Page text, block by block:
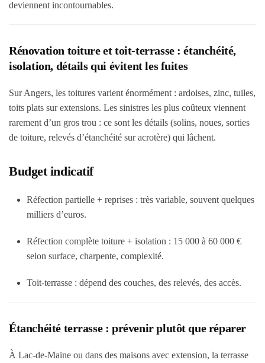
deviennent incontournables.
Rénovation toiture et toit-terrasse : étanchéité,
isolation, détails qui évitent les fuites
Sur Angers, les toitures varient énormément : ardoises, zinc, tuiles,
toits plats sur extensions. Les sinistres les plus coûteux viennent
rarement d’un gros trou : ce sont les détails (solins, noues, sorties
de toiture, relevés d’étanchéité sur acrotère) qui lâchent.
Budget indicatif
Réfection partielle + reprises : très variable, souvent quelques
milliers d’euros.
Réfection complète toiture + isolation : 15 000 à 60 000 €
selon surface, charpente, complexité.
Toit-terrasse : dépend des couches, des relevés, des accès.
Étanchéité terrasse : prévenir plutôt que réparer
À Lac-de-Maine ou dans des maisons avec extension, la terrasse